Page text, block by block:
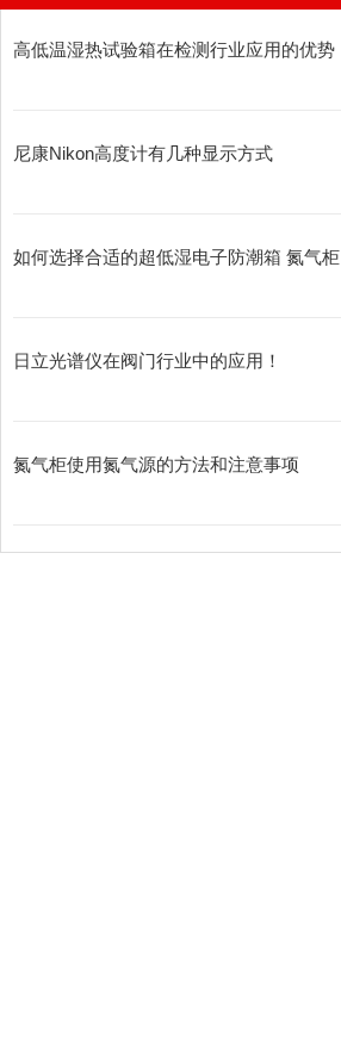
高低温湿热试验箱在检测行业应用的优势
尼康Nikon高度计有几种显示方式
如何选择合适的超低湿电子防潮箱 氮气柜
日立光谱仪在阀门行业中的应用！
氮气柜使用氮气源的方法和注意事项